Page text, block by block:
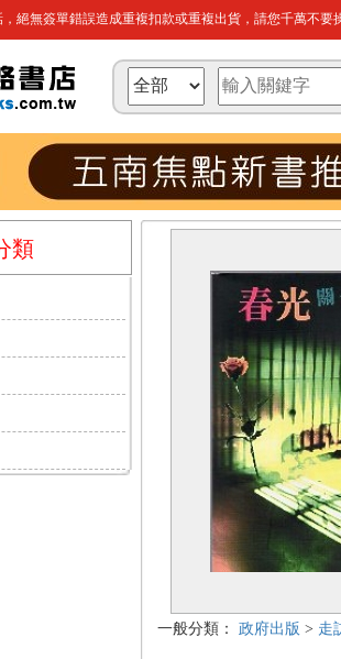
絕無簽單錯誤造成重複扣款或重複出貨，請您千萬不要
類
一般分類： 政府出版 > 走